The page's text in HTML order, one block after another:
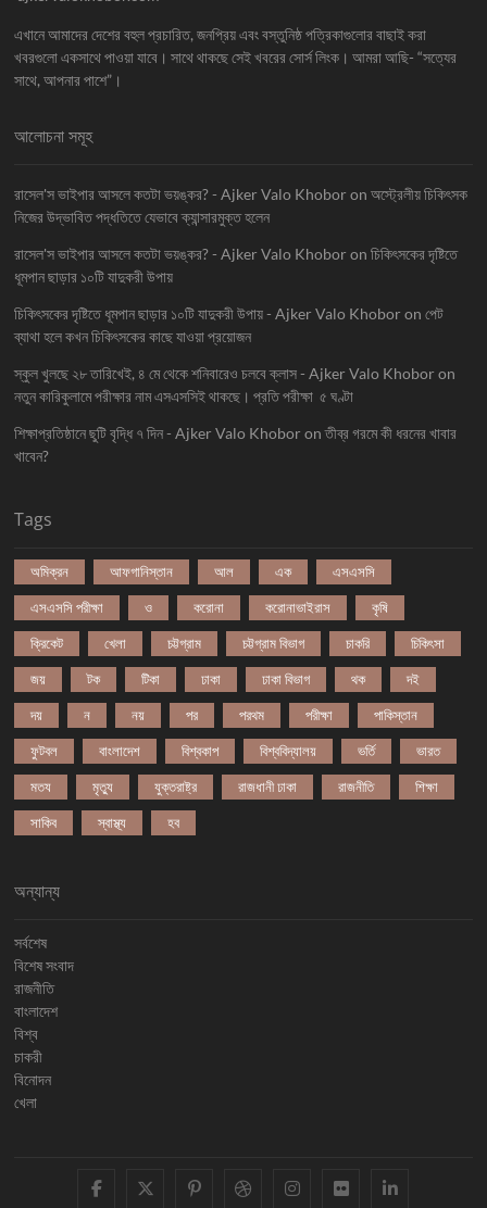
এখানে আমাদের দেশের বহুল প্রচারিত, জনপ্রিয় এবং বস্তুনিষ্ঠ পত্রিকাগুলোর বাছাই করা
খবরগুলো একসাথে পাওয়া যাবে। সাথে থাকছে সেই খবরের সোর্স লিংক। আমরা আছি- “সত্যের
সাথে, আপনার পাশে”।
আলোচনা সমূহ
রাসেল'স ভাইপার আসলে কতটা ভয়ঙ্কর? - Ajker Valo Khobor onঅস্ট্রেলীয় চিকিৎসক
নিজের উদ্ভাবিত পদ্ধতিতে যেভাবে ক্যান্সারমুক্ত হলেন
রাসেল'স ভাইপার আসলে কতটা ভয়ঙ্কর? - Ajker Valo Khobor onচিকিৎসকের দৃষ্টিতে
ধূমপান ছাড়ার ১০টি যাদুকরী উপায়
চিকিৎসকের দৃষ্টিতে ধূমপান ছাড়ার ১০টি যাদুকরী উপায় - Ajker Valo Khobor onপেট
ব্যাথা হলে কখন চিকিৎসকের কাছে যাওয়া প্রয়োজন
স্কুল খুলছে ২৮ তারিখেই, ৪ মে থেকে শনিবারেও চলবে ক্লাস - Ajker Valo Khobor on
নতুন কারিকুলামে পরীক্ষার নাম এসএসসিই থাকছে। প্রতি পরীক্ষা ৫ ঘণ্টা
শিক্ষাপ্রতিষ্ঠানে ছুটি বৃদ্ধি ৭ দিন - Ajker Valo Khobor onতীব্র গরমে কী ধরনের খাবার
খাবেন?
Tags
অমিক্রন আফগানিস্তান আল এক এসএসসি
এসএসসি পরীক্ষা ও করোনা করোনাভাইরাস কৃষি
ক্রিকেট খেলা চট্টগ্রাম চট্টগ্রাম বিভাগ চাকরি চিকিৎসা
জয় টক টিকা ঢাকা ঢাকা বিভাগ থক দই
দয় ন নয় পর পরথম পরীক্ষা পাকিস্তান
ফুটবল বাংলাদেশ বিশ্বকাপ বিশ্ববিদ্যালয় ভর্তি ভারত
মতয মৃত্যু যুক্তরাষ্ট্র রাজধানী ঢাকা রাজনীতি শিক্ষা
সাকিব স্বাস্থ্য হব
অন্যান্য
সর্বশেষ
বিশেষ সংবাদ
রাজনীতি
বাংলাদেশ
বিশ্ব
চাকরী
বিনোদন
খেলা
facebooktwitter
pinterest
dribbbleinstagram
flickr